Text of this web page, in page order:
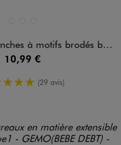
à motifs brodés bébé fille
10,99 €
5/5 de moyenne
(29 avis)